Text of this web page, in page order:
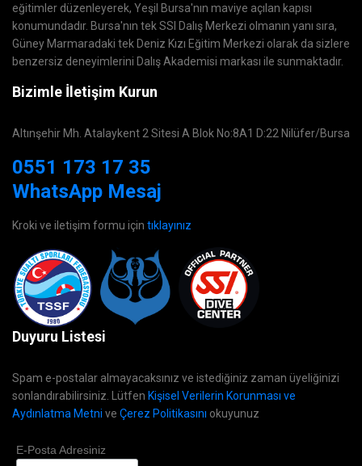
eğitimler düzenleyerek, Yeşil Bursa'nın maviye açılan kapısı
konumundadır. Bursa'nın tek SSI Dalış Merkezi olmanın yanı sıra,
Güney Marmaradaki tek Deniz Kızı Eğitim Merkezi olarak da sizlere
benzersiz deneyimlerini Dalış Akademisi markası ile sunmaktadır.
Bizimle İletişim Kurun
Altınşehir Mh. Atalaykent 2 Sitesi A Blok No:8A1 D:22 Nilüfer/Bursa
0551 173 17 35
WhatsApp Mesaj
Kroki ve iletişim formu için tıklayınız
Duyuru Listesi
Spam e-postalar almayacaksınız ve istediğiniz zaman üyeliğinizi
sonlandırabilirsiniz. Lütfen Kişisel Verilerin Korunması ve
Aydınlatma Metni ve Çerez Politikasını okuyunuz
E-Posta Adresiniz